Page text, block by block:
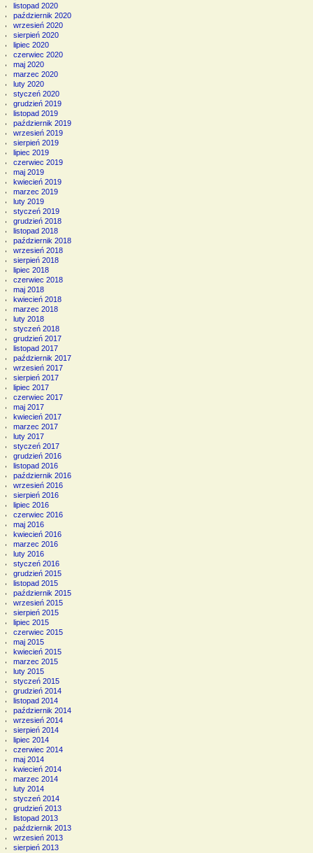
listopad 2020
październik 2020
wrzesień 2020
sierpień 2020
lipiec 2020
czerwiec 2020
maj 2020
marzec 2020
luty 2020
styczeń 2020
grudzień 2019
listopad 2019
październik 2019
wrzesień 2019
sierpień 2019
lipiec 2019
czerwiec 2019
maj 2019
kwiecień 2019
marzec 2019
luty 2019
styczeń 2019
grudzień 2018
listopad 2018
październik 2018
wrzesień 2018
sierpień 2018
lipiec 2018
czerwiec 2018
maj 2018
kwiecień 2018
marzec 2018
luty 2018
styczeń 2018
grudzień 2017
listopad 2017
październik 2017
wrzesień 2017
sierpień 2017
lipiec 2017
czerwiec 2017
maj 2017
kwiecień 2017
marzec 2017
luty 2017
styczeń 2017
grudzień 2016
listopad 2016
październik 2016
wrzesień 2016
sierpień 2016
lipiec 2016
czerwiec 2016
maj 2016
kwiecień 2016
marzec 2016
luty 2016
styczeń 2016
grudzień 2015
listopad 2015
październik 2015
wrzesień 2015
sierpień 2015
lipiec 2015
czerwiec 2015
maj 2015
kwiecień 2015
marzec 2015
luty 2015
styczeń 2015
grudzień 2014
listopad 2014
październik 2014
wrzesień 2014
sierpień 2014
lipiec 2014
czerwiec 2014
maj 2014
kwiecień 2014
marzec 2014
luty 2014
styczeń 2014
grudzień 2013
listopad 2013
październik 2013
wrzesień 2013
sierpień 2013